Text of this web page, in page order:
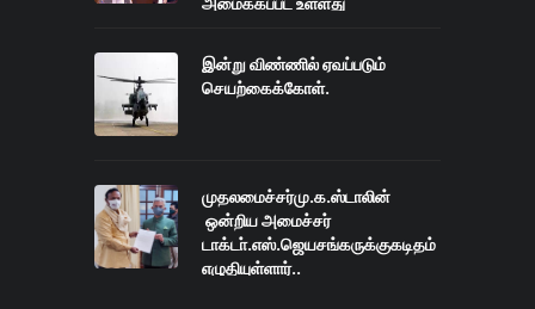
இன்று விண்ணில் ஏவப்படும்
செயற்கைக்கோள்.
முதலமைச்சர்மு.க.ஸ்டாலின்
ஒன்றிய அமைச்சர்
டாக்டா்.எஸ்.ஜெயசங்கருக்குகடிதம்
எழுதியுள்ளார்..